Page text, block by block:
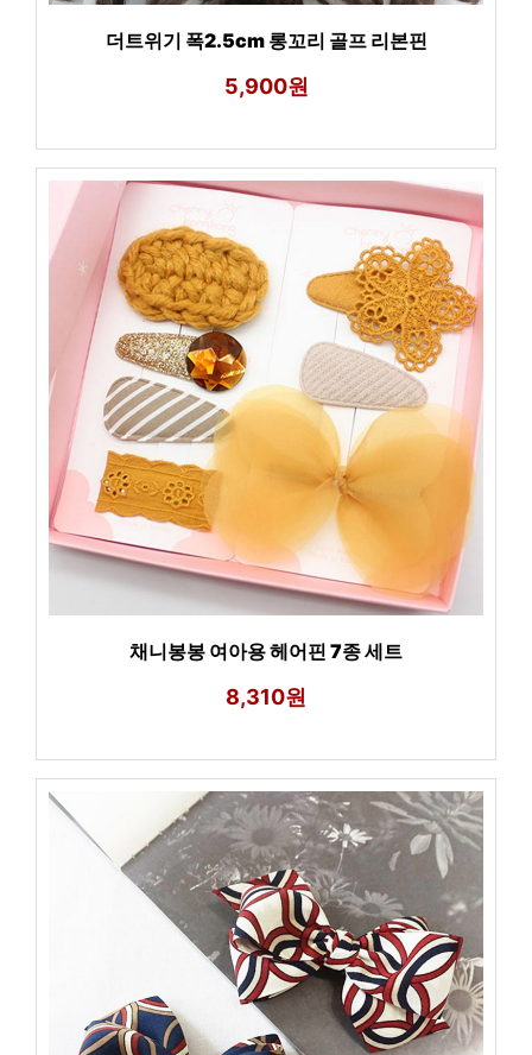
더트위기 폭2.5cm 롱꼬리 골프 리본핀
5,900원
채니봉봉 여아용 헤어핀 7종 세트
8,310원